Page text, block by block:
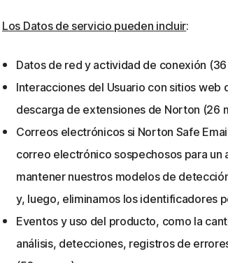
Los Datos de servicio pueden incluir:
Datos de red y actividad de conexión
Interacciones del Usuario con sitios web
descarga de extensiones de Norton (26
Correos electrónicos si Norton Safe
correo electrónico sospechosos para un
mantener nuestros modelos de
y, luego, eliminamos los identificadores
Eventos y uso del producto, como la
análisis, detecciones, registros de